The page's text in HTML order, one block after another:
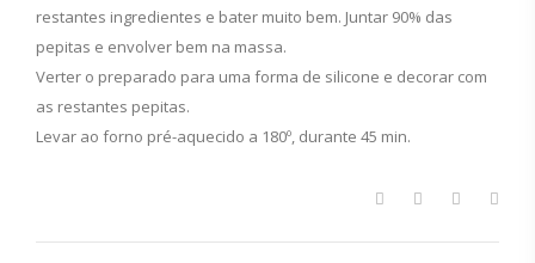
restantes ingredientes e bater muito bem. Juntar 90% das
pepitas e envolver bem na massa.
Verter o preparado para uma forma de silicone e decorar com
as restantes pepitas.
Levar ao forno pré-aquecido a 180º, durante 45 min.